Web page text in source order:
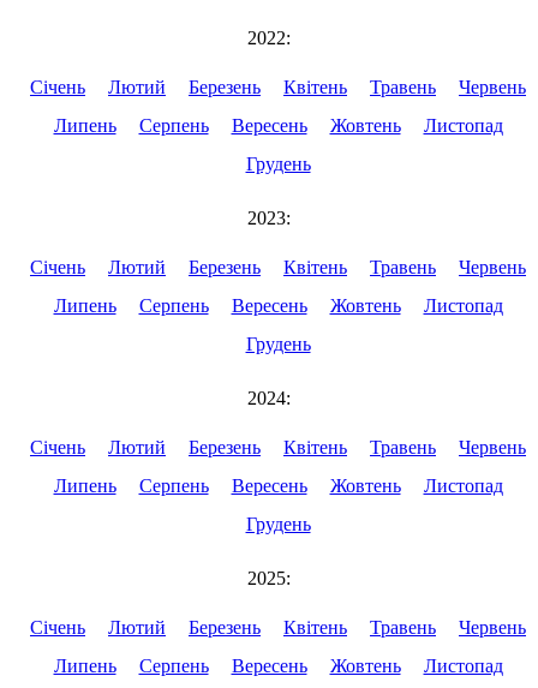
2022:
Січень Лютий Березень Квітень Травень
Червень
Липень
Серпень Вересень Жовтень
Листопад
Грудень
2023:
Січень Лютий Березень Квітень Травень
Червень
Липень
Серпень Вересень Жовтень
Листопад
Грудень
2024:
Січень Лютий Березень Квітень Травень
Червень
Липень
Серпень Вересень Жовтень
Листопад
Грудень
2025:
Січень Лютий Березень Квітень Травень
Червень
Липень
Серпень Вересень Жовтень
Листопад